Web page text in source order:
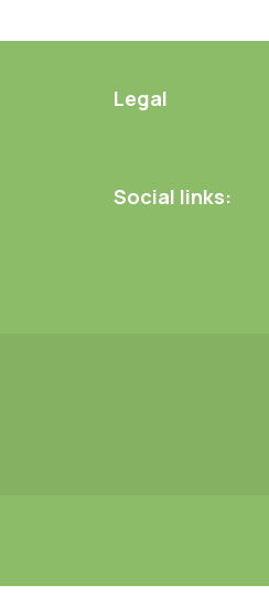
Legal
Social links: